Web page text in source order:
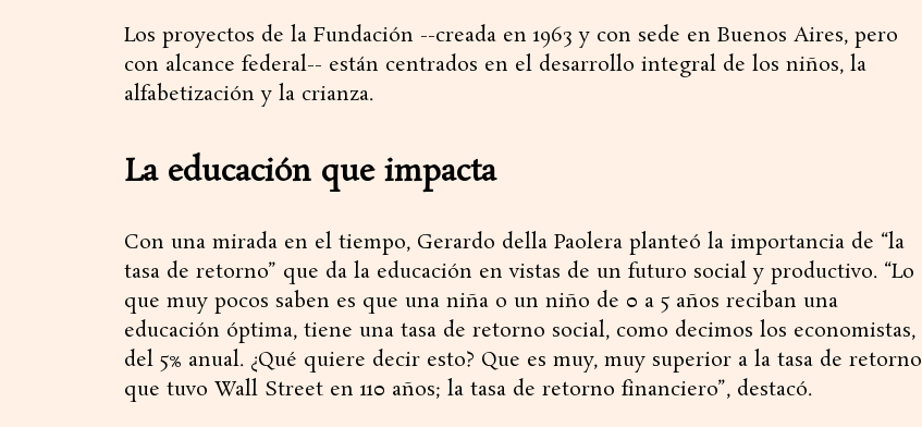
Los proyectos de la Fundación --creada en 1963 y con sede en Buenos Aires, pero
con alcance federal-- están centrados en el desarrollo integral de los niños, la
alfabetización y la crianza.
La educación que impacta
Con una mirada en el tiempo, Gerardo della Paolera planteó la importancia de “la
tasa de retorno” que da la educación en vistas de un futuro social y productivo. “Lo
que muy pocos saben es que una niña o un niño de 0 a 5 años reciban una
educación óptima, tiene una tasa de retorno social, como decimos los economistas,
del 5% anual. ¿Qué quiere decir esto? Que es muy, muy superior a la tasa de retorno
que tuvo Wall Street en 110 años; la tasa de retorno financiero”, destacó.